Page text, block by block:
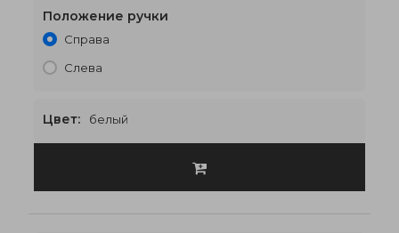
Положение ручки
Справа
Слева
Цвет: белый